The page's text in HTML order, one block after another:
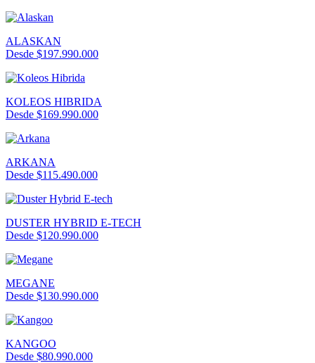
ALASKAN
Desde $197.990.000
KOLEOS HIBRIDA
Desde $169.990.000
ARKANA
Desde $115.490.000
DUSTER HYBRID E-TECH
Desde $120.990.000
MEGANE
Desde $130.990.000
KANGOO
Desde $80.990.000